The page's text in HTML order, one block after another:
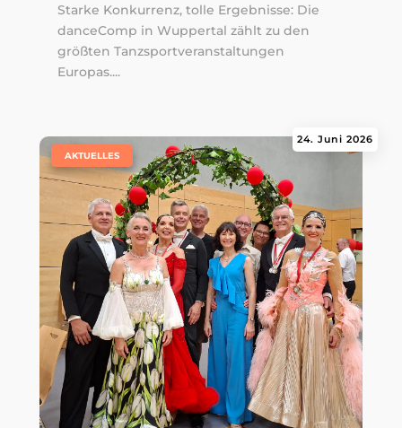
Starke Konkurrenz, tolle Ergebnisse: Die
danceComp in Wuppertal zählt zu den
größten Tanzsportveranstaltungen
Europas....
24. Juni 2026
AKTUELLES